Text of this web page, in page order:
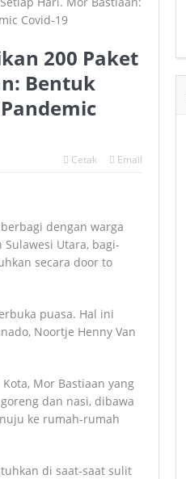
200 Paket
Bentuk
Cetak Email
dengan warga
Utara, bagi-
secara door to
puasa. Hal ini
Noortje Henny Van
Mor Bastiaan yang
dan nasi, dibawa
ke rumah-rumah
di saat-saat sulit